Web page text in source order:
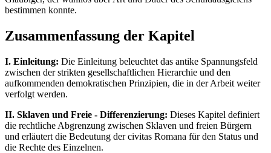
bestimmen konnte.
Zusammenfassung der Kapitel
I. Einleitung: Die Einleitung beleuchtet das antike Spannungsfeld
zwischen der strikten gesellschaftlichen Hierarchie und den
aufkommenden demokratischen Prinzipien, die in der Arbeit weiter
verfolgt werden.
II. Sklaven und Freie - Differenzierung: Dieses Kapitel definiert
die rechtliche Abgrenzung zwischen Sklaven und freien Bürgern
und erläutert die Bedeutung der civitas Romana für den Status und
die Rechte des Einzelnen.